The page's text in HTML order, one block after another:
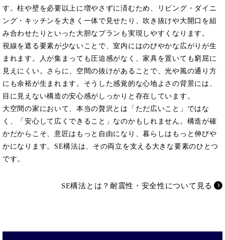
す。柱や壁を必要以上に増やさずに済むため、リビング・ダイニ
ング・キッチンを大きく一体で見せたり、吹き抜けや大開口を組
み合わせたりといった大胆なプランも実現しやすくなります。
視線を遮る要素が少ないことで、室内にはのびやかな広がりが生
まれます。人が集まっても圧迫感がなく、家具を置いても窮屈に
見えにくい。さらに、空間の抜けがあることで、光や風の通り方
にも余裕が生まれます。そうした感覚的な心地よさの背景には、
目に見えない構造の安心感がしっかりと存在しています。
大空間の家において、本当の贅沢とは「ただ広いこと」ではな
く、「安心して広くできること」なのかもしれません。構造が確
かだからこそ、意匠はもっと自由になり、暮らしはもっと伸びや
かになります。SE構法は、その両立を支える大きな要素のひとつ
です。
SE構法とは？耐震性・安全性について見る